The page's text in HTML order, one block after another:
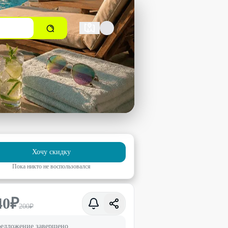
Хочу скидку
Пока никто не воспользовался
₽200₽
завершено